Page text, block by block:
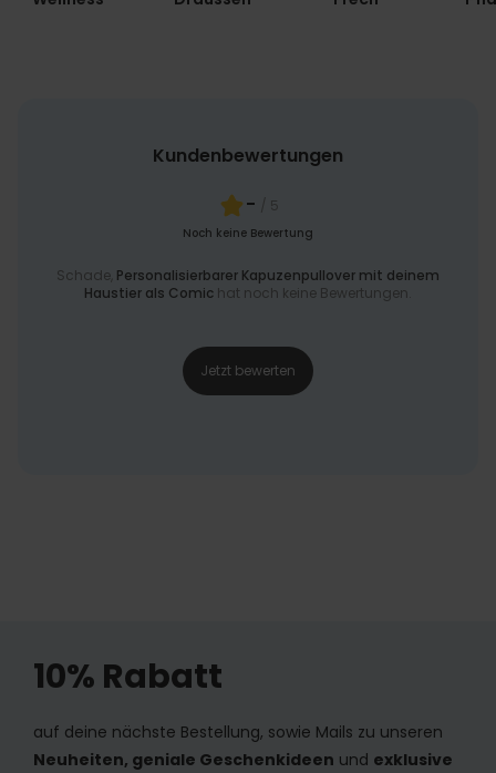
Kundenbewertungen
- / 5
Noch keine Bewertung
Schade, Personalisierbarer Kapuzenpullover mit deinem
Haustier als Comic hat noch keine Bewertungen.
Jetzt bewerten
10% Rabatt
auf deine nächste Bestellung, sowie Mails zu unseren
Neuheiten, geniale Geschenkideen und exklusive